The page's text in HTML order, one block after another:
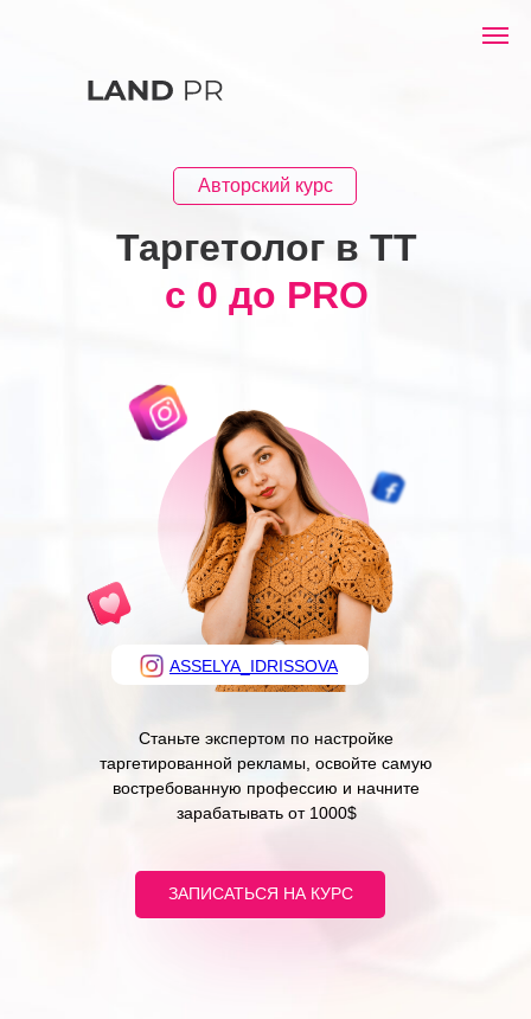
ASSELYA_IDRISSOVA
Авторский курс
Таргетолог в TT
с 0 до PRO
Станьте экспертом по настройке
таргетированной рекламы, освойте самую
востребованную профессию и начните
зарабатывать от 1000$
ЗАПИСАТЬСЯ НА КУРС